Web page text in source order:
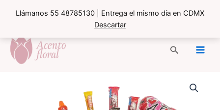
Llámanos 55 48785130 | Entrega el mismo día en CDMX
Descartar
contenido
Buscar